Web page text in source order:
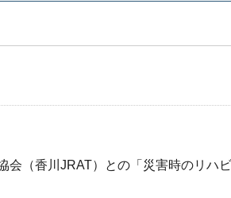
会（香川JRAT）との「災害時のリハ